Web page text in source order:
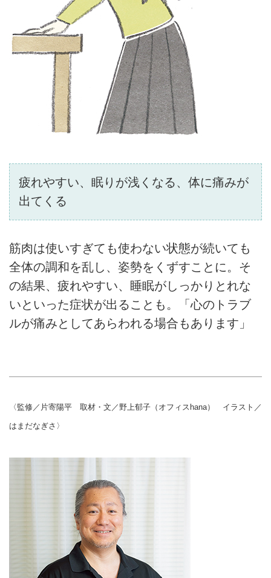
疲れやすい、眠りが浅くなる、体に痛みが
出てくる
筋肉は使いすぎても使わない状態が続いても
全体の調和を乱し、姿勢をくずすことに。そ
の結果、疲れやすい、睡眠がしっかりとれな
いといった症状が出ることも。「心のトラブ
ルが痛みとしてあらわれる場合もあります」
〈監修／片寄陽平 取材・文／野上郁子（オフィスhana） イラスト／
はまだなぎさ〉